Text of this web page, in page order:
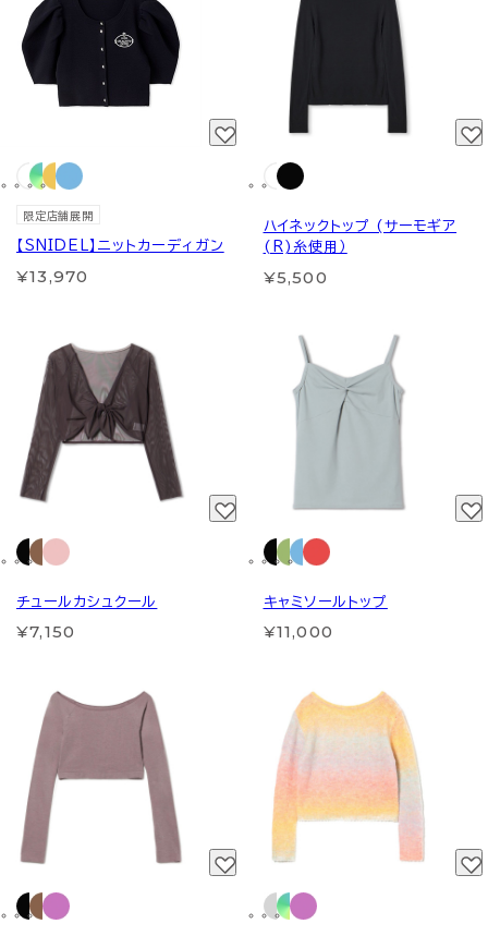
限定店舗展開
【SNIDEL】ニットカーディガン
¥13,970
ハイネックトップ (サーモギア
(R)糸使用）
¥5,500
チュールカシュクール
¥7,150
キャミソールトップ
¥11,000